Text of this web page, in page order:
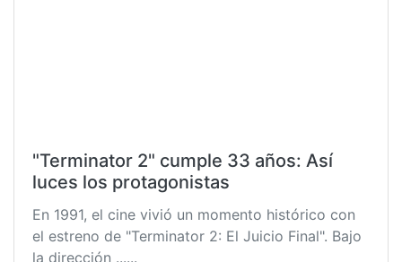
"Terminator 2" cumple 33 años: Así
luces los protagonistas
En 1991, el cine vivió un momento histórico con
el estreno de "Terminator 2: El Juicio Final". Bajo
la dirección ......